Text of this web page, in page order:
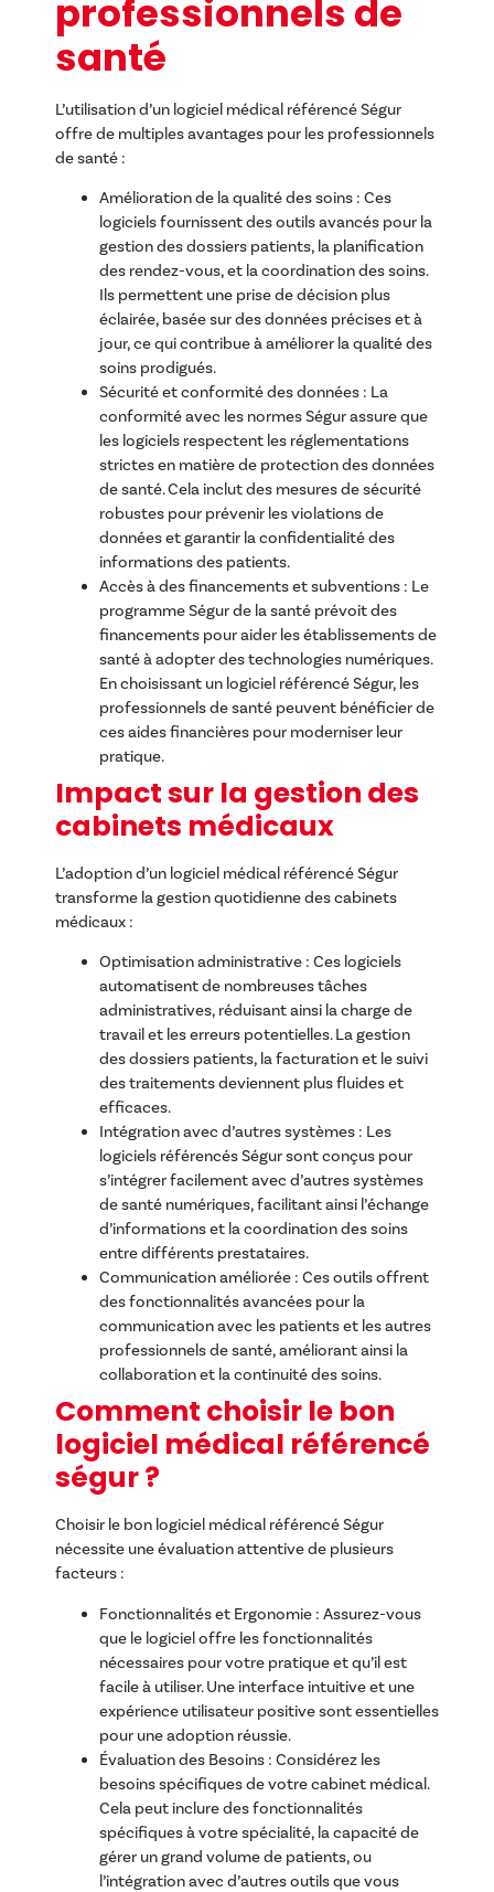
professionnels de
santé
L’utilisation d’un logiciel médical référencé Ségur
offre de multiples avantages pour les professionnels
de santé :
Amélioration de la qualité des soins : Ces
logiciels fournissent des outils avancés pour la
gestion des dossiers patients, la planification
des rendez-vous, et la coordination des soins.
Ils permettent une prise de décision plus
éclairée, basée sur des données précises et à
jour, ce qui contribue à améliorer la qualité des
soins prodigués.
Sécurité et conformité des données : La
conformité avec les normes Ségur assure que
les logiciels respectent les réglementations
strictes en matière de protection des données
de santé. Cela inclut des mesures de sécurité
robustes pour prévenir les violations de
données et garantir la confidentialité des
informations des patients.
Accès à des financements et subventions : Le
programme Ségur de la santé prévoit des
financements pour aider les établissements de
santé à adopter des technologies numériques.
En choisissant un logiciel référencé Ségur, les
professionnels de santé peuvent bénéficier de
ces aides financières pour moderniser leur
pratique.
Impact sur la gestion des
cabinets médicaux
L’adoption d’un logiciel médical référencé Ségur
transforme la gestion quotidienne des cabinets
médicaux :
Optimisation administrative : Ces logiciels
automatisent de nombreuses tâches
administratives, réduisant ainsi la charge de
travail et les erreurs potentielles. La gestion
des dossiers patients, la facturation et le suivi
des traitements deviennent plus fluides et
efficaces.
Intégration avec d’autres systèmes : Les
logiciels référencés Ségur sont conçus pour
s’intégrer facilement avec d’autres systèmes
de santé numériques, facilitant ainsi l’échange
d’informations et la coordination des soins
entre différents prestataires.
Communication améliorée : Ces outils offrent
des fonctionnalités avancées pour la
communication avec les patients et les autres
professionnels de santé, améliorant ainsi la
collaboration et la continuité des soins.
Comment choisir le bon
logiciel médical référencé
ségur ?
Choisir le bon logiciel médical référencé Ségur
nécessite une évaluation attentive de plusieurs
facteurs :
Fonctionnalités et Ergonomie : Assurez-vous
que le logiciel offre les fonctionnalités
nécessaires pour votre pratique et qu’il est
facile à utiliser. Une interface intuitive et une
expérience utilisateur positive sont essentielles
pour une adoption réussie.
Évaluation des Besoins : Considérez les
besoins spécifiques de votre cabinet médical.
Cela peut inclure des fonctionnalités
spécifiques à votre spécialité, la capacité de
gérer un grand volume de patients, ou
l’intégration avec d’autres outils que vous